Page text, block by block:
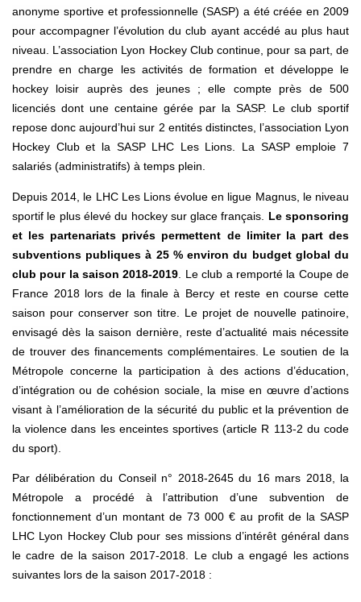
anonyme sportive et professionnelle (SASP) a été créée en 2009
pour accompagner l’évolution du club ayant accédé au plus haut
niveau. L’association Lyon Hockey Club continue, pour sa part, de
prendre en charge les activités de formation et développe le
hockey loisir auprès des jeunes ; elle compte près de 500
licenciés dont une centaine gérée par la SASP. Le club sportif
repose donc aujourd’hui sur 2 entités distinctes, l’association Lyon
Hockey Club et la SASP LHC Les Lions. La SASP emploie 7
salariés (administratifs) à temps plein.
Depuis 2014, le LHC Les Lions évolue en ligue Magnus, le niveau
sportif le plus élevé du hockey sur glace français. Le sponsoring
et les partenariats privés permettent de limiter la part des
subventions publiques à 25 % environ du budget global du
club pour la saison 2018-2019 . Le club a remporté la Coupe de
France 2018 lors de la finale à Bercy et reste en course cette
saison pour conserver son titre. Le projet de nouvelle patinoire,
envisagé dès la saison dernière, reste d’actualité mais nécessite
de trouver des financements complémentaires. Le soutien de la
Métropole concerne la participation à des actions d’éducation,
d’intégration ou de cohésion sociale, la mise en œuvre d’actions
visant à l’amélioration de la sécurité du public et la prévention de
la violence dans les enceintes sportives (article R 113-2 du code
du sport).
Par délibération du Conseil n° 2018-2645 du 16 mars 2018, la
Métropole a procédé à l’attribution d’une subvention de
fonctionnement d’un montant de 73 000 € au profit de la SASP
LHC Lyon Hockey Club pour ses missions d’intérêt général dans
le cadre de la saison 2017-2018. Le club a engagé les actions
suivantes lors de la saison 2017-2018 :